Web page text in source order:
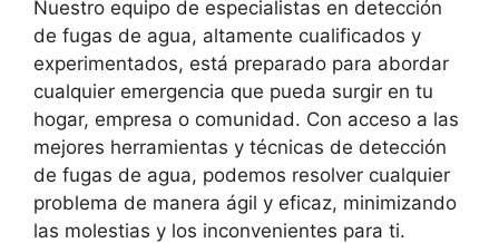
Nuestro equipo de especialistas en detección
de fugas de agua, altamente cualificados y
experimentados, está preparado para abordar
cualquier emergencia que pueda surgir en tu
hogar, empresa o comunidad. Con acceso a las
mejores herramientas y técnicas de detección
de fugas de agua, podemos resolver cualquier
problema de manera ágil y eficaz, minimizando
las molestias y los inconvenientes para ti.